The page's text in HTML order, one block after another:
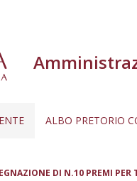
ALBO PRETORIO
DI N.10 PREMI